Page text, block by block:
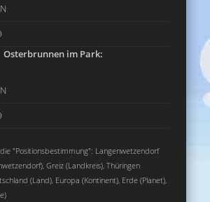
Osterbrunnen im Park:
"Positionsbestimmung": Langenwetzendorf
Greiz (Landkreis), Thüringen
(Land), Europa (Kontinent), Erde (Planet),